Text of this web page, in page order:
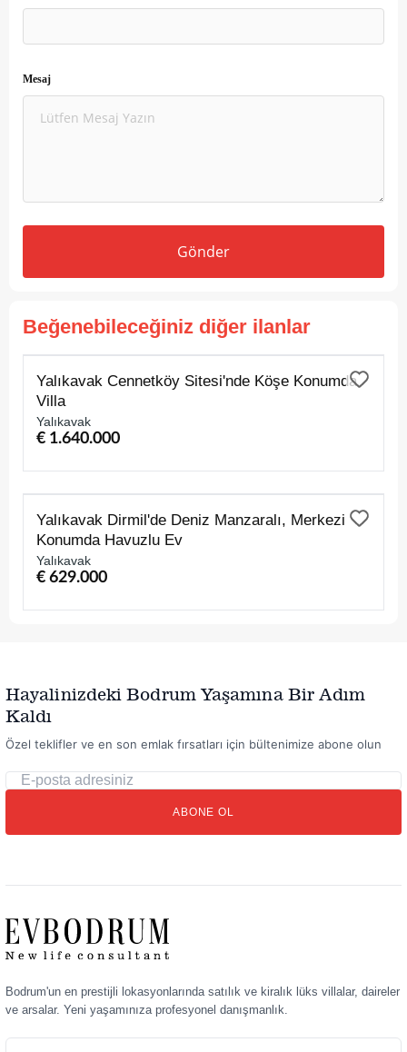
Mesaj
Gönder
Beğenebileceğiniz diğer ilanlar
SATILIK
Yalıkavak Cennetköy Sitesi'nde Köşe Konumda
Villa
Yalıkavak
€ 1.640.000
SATILIK
Yalıkavak Dirmil'de Deniz Manzaralı, Merkezi
Konumda Havuzlu Ev
Yalıkavak
€ 629.000
Hayalinizdeki Bodrum Yaşamına Bir Adım
Kaldı
Özel teklifler ve en son emlak fırsatları için bültenimize abone olun
posta
ABONE OL
Bodrum'un en prestijli lokasyonlarında satılık ve kiralık lüks villalar, daireler
ve arsalar. Yeni yaşamınıza profesyonel danışmanlık.